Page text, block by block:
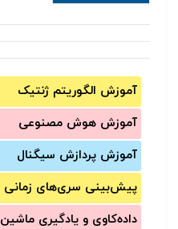
آموزش الگوریتم ژنتیک
آموزش‌ هوش مصنوعی
آموزش‌ پردازش سیگنال
پیش‌‌بینی سری‌‌های زمانی
داده‌کاوی و یادگیری ماشین